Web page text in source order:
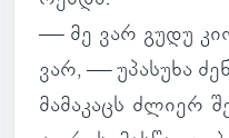
— მე ვარ გუდუ
ვარ, — უპა­სუხა
მა­მა­კაცს ძლიერ